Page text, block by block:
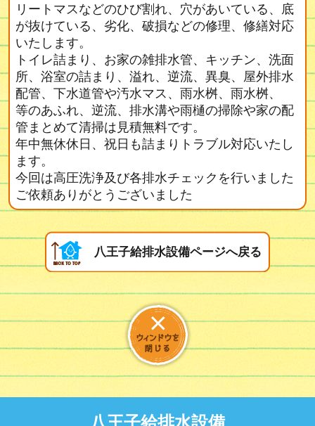
リートマスなどのひび割れ、穴があいている、底
が抜けている、劣化、破損などの修理、修繕対応
いたします。
トイレ詰まり、お家の雑排水管、キッチン、洗面
所、浴室の詰まり、溢れ、逆流、異臭、屋外排水
配管、下水道管や汚水マス、雨水桝、雨水桝、
等のあふれ、逆流、排水溝や雨樋の掃除や家の配
管まとめて清掃は見積無料です。
年中無休休日、祝日も詰まりトラブル対応いたし
ます。
今回は高圧洗浄及び各排水チェックを行いました
ご依頼ありがとうございました
八王子給排水設備ページへ戻る
八王子給排水設備